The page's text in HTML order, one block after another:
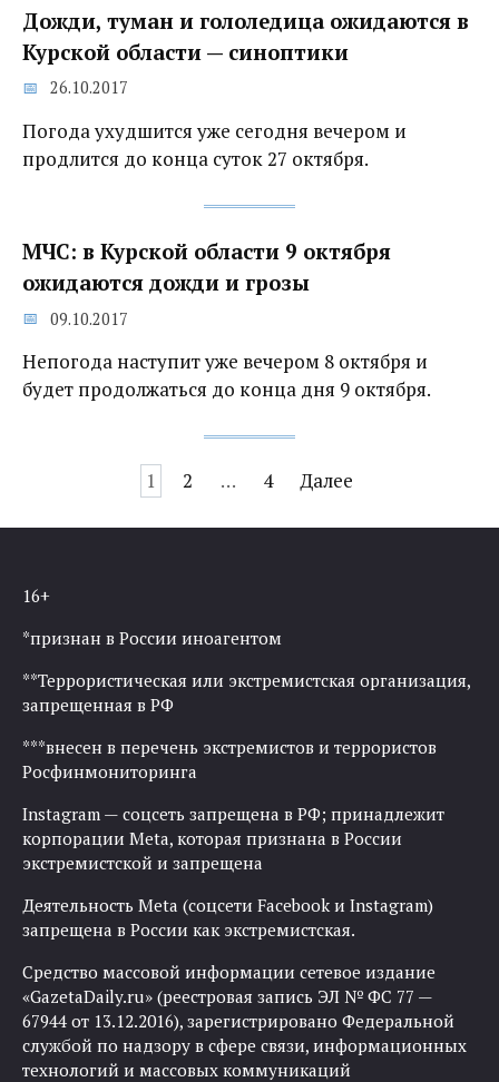
Дожди, туман и гололедица‍ ожидаются в
Курской области — синоптики
26.10.2017
Погода ухудшится уже сегодня вечером и
продлится до конца суток 27 октября.
МЧС: в Курской области 9 октября
ожидаются дожди и грозы
09.10.2017
Непогода наступит уже вечером 8 октября и
будет продолжаться до конца дня 9 октября.
записям
1 2 … 4 Далее
16+
*признан в России иноагентом
**Террористическая или экстремистская организация,
запрещенная в РФ
***внесен в перечень экстремистов и террористов
Росфинмониторинга
Instagram — соцсеть запрещена в РФ; принадлежит
корпорации Meta, которая признана в России
экстремистской и запрещена
Деятельность Meta (соцсети Facebook и Instagram)
запрещена в России как экстремистская.
Средство массовой информации сетевое издание
«GazetaDaily.ru» (реестровая запись ЭЛ № ФС 77 —
67944 от 13.12.2016), зарегистрировано Федеральной
службой по надзору в сфере связи, информационных
технологий и массовых коммуникаций